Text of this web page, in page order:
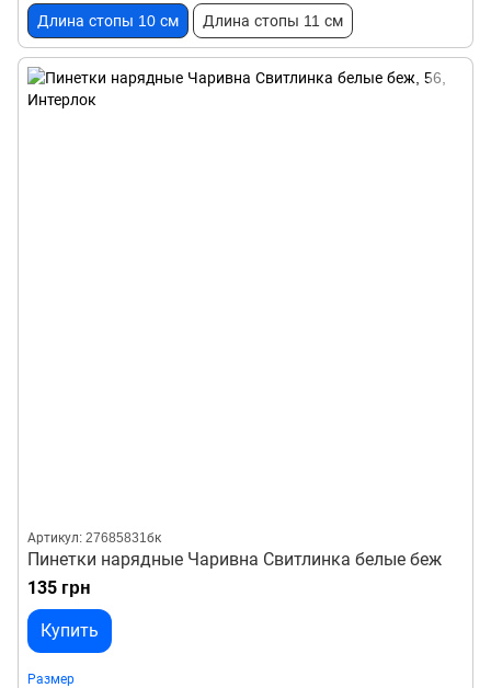
Длина стопы 10 см Длина стопы 11 см
Артикул: 27685831бк
Пинетки нарядные Чаривна Свитлинка белые беж
135 грн
Купить
Размер